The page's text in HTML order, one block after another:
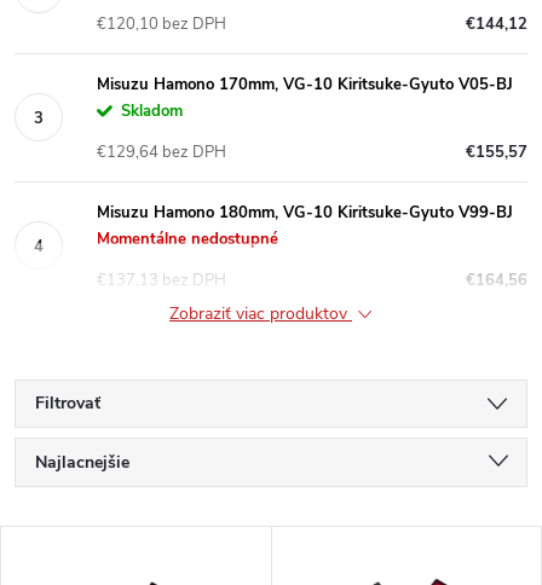
€144,12
€120,10 bez DPH
Misuzu Hamono 170mm, VG-10 Kiritsuke-Gyuto V05-BJ
Skladom
€155,57
€129,64 bez DPH
Misuzu Hamono 180mm, VG-10 Kiritsuke-Gyuto V99-BJ
Momentálne nedostupné
€164,56
€137,13 bez DPH
Zobraziť viac produktov
Filtrovať
R
a
Najlacnejšie